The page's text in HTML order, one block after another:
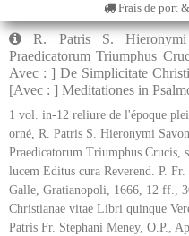
Frais de port
R. Patris S. Hieronymi
Praedicatorum Triumphus
Avec : ] De Simplicitate
[Avec : ] Meditationes in
1 vol. in-12 reliure de l'époque
orné, R. Patris S. Hieronymi
Praedicatorum Triumphus Crucis,
lucem Editus cura Reverend. P.
Galle, Gratianopoli, 1666, 12 ff.,
Christianae vitae Libri quinque
Patris Fr. Stephani Meney, O.P.,